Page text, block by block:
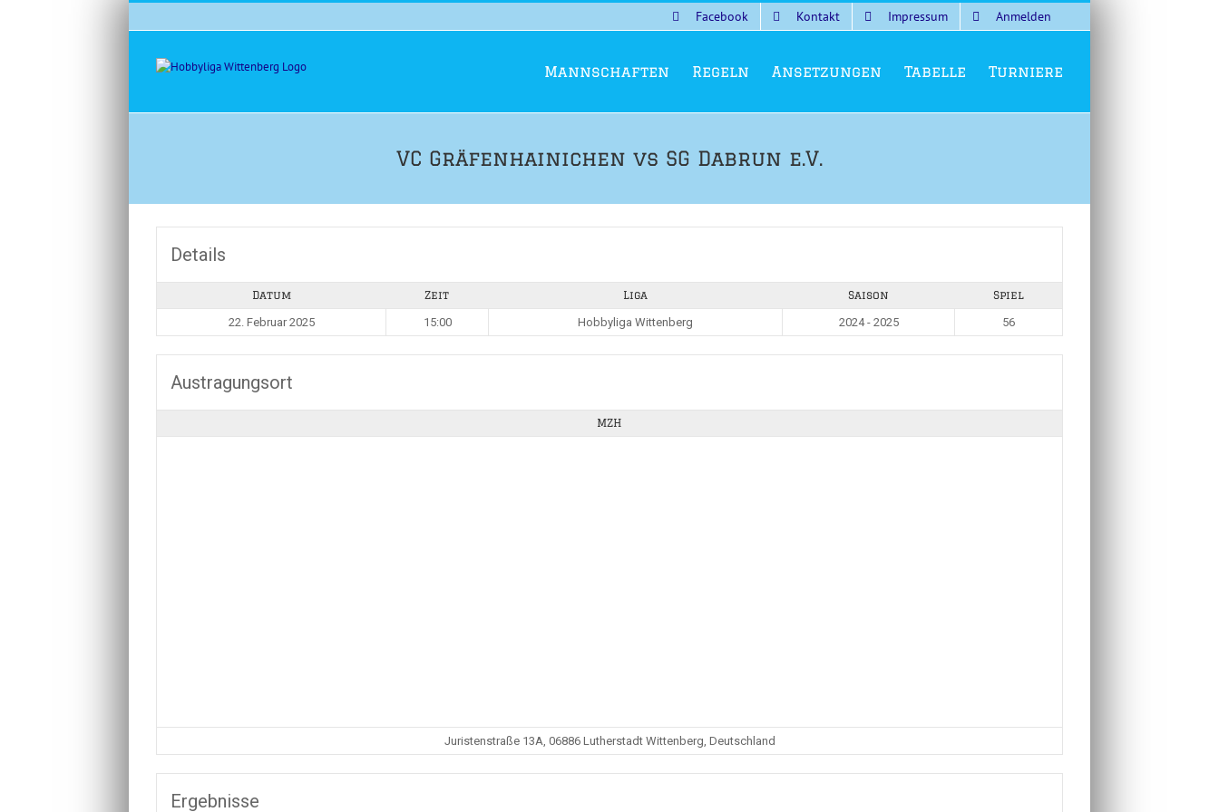
Facebook Kontakt Impressum Anmelden
Mannschaften Regeln Ansetzungen Tabelle Turniere
VC Gräfenhainichen vs SG Dabrun e.V.
Details
Datum Zeit Liga Saison Spiel
22. Februar 2025 15:00 Hobbyliga Wittenberg 2024 - 2025 56
Austragungsort
MZH
Juristenstraße 13A, 06886 Lutherstadt Wittenberg, Deutschland
Ergebnisse